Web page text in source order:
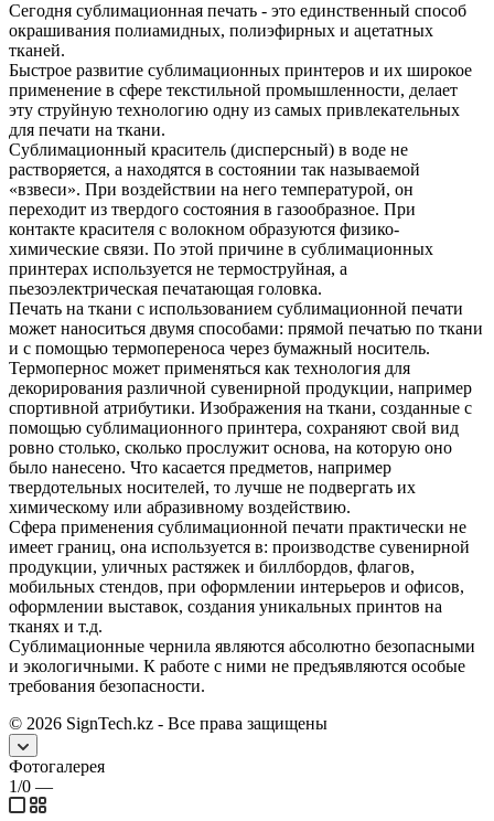
Сегодня сублимационная печать - это единственный способ
окрашивания полиамидных, полиэфирных и ацетатных
тканей.
Быстрое развитие сублимационных принтеров и их широкое
применение в сфере текстильной промышленности, делает
эту струйную технологию одну из самых привлекательных
для печати на ткани.
Сублимационный краситель (дисперсный) в воде не
растворяется, а находятся в состоянии так называемой
«взвеси». При воздействии на него температурой, он
переходит из твердого состояния в газообразное. При
контакте красителя с волокном образуются физико-
химические связи. По этой причине в сублимационных
принтерах используется не термоструйная, а
пьезоэлектрическая печатающая головка.
Печать на ткани с использованием сублимационной печати
может наноситься двумя способами: прямой печатью по ткани
и с помощью термопереноса через бумажный носитель.
Термопернос может применяться как технология для
декорирования различной сувенирной продукции, например
спортивной атрибутики. Изображения на ткани, созданные с
помощью сублимационного принтера, сохраняют свой вид
ровно столько, сколько прослужит основа, на которую оно
было нанесено. Что касается предметов, например
твердотельных носителей, то лучше не подвергать их
химическому или абразивному воздействию.
Сфера применения сублимационной печати практически не
имеет границ, она используется в: производстве сувенирной
продукции, уличных растяжек и биллбордов, флагов,
мобильных стендов, при оформлении интерьеров и офисов,
оформлении выставок, создания уникальных принтов на
тканях и т.д.
Сублимационные чернила являются абсолютно безопасными
и экологичными. К работе с ними не предъявляются особые
требования безопасности.
© 2026 SignTech.kz - Все права защищены
Фотогалерея
1/0 —